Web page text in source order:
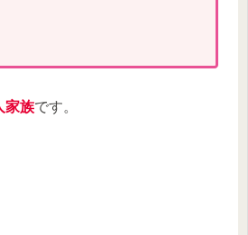
家族です。